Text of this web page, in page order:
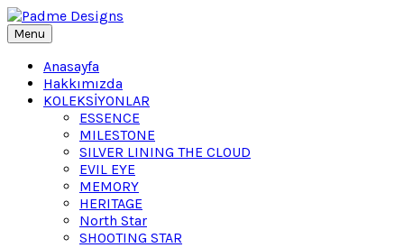
Menu
Anasayfa
Hakkımızda
KOLEKSİYONLAR
ESSENCE
MILESTONE
SILVER LINING THE CLOUD
EVIL EYE
MEMORY
HERITAGE
North Star
SHOOTING STAR